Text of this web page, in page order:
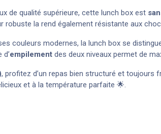
de qualité supérieure, cette lunch box est
la rend également résistante aux
couleurs modernes, la lunch box se
empilement des deux niveaux permet de
, profitez d’un repas bien structuré et toujours
et à la température parfaite 🌟.